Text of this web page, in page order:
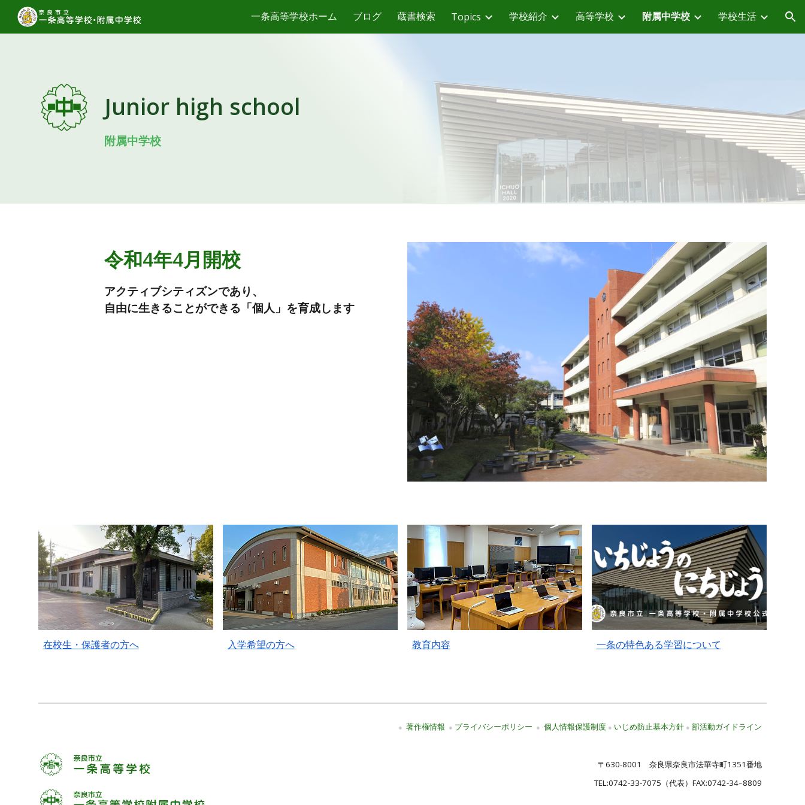
Skip to main content Skip to navigation
一条高等学校ホーム ブログ 蔵書検索 Topics 学校紹介 高等学校 附属中学校 学校生活
Junior high school
附属中学校
令和4年4月開校
アクティブシティズンであり、
自由に生きることができる「個人」を育成します
在校生・保護者の方へ 入学希望の方へ 教育内容 一条の特色ある学習について
●著作権情報 ● プライバシーポリシー ●個人情報保護制度 ● いじめ防止基本方針 ●部活動ガイドライン
〒630-8001 奈良県奈良市法華寺町1351番地
TEL:0742-33-7075 （代表）FAX:0742-34ｰ8809